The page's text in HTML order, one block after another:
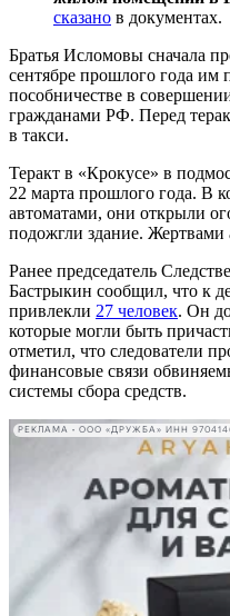
сказано в документах.
Братья Исломовы сначала
сентябре прошлого года им
пособничестве в
гражданами РФ. Перед
в такси.
Теракт в «Крокусе» в
22 марта прошлого года. В
автоматами, они открыли
подожгли здание. Жертвами
Ранее председатель
Бастрыкин сообщил, что к
привлекли 27 человек. Он
которые могли быть
отметил, что следователи
финансовые связи
системы сбора средств.
РЕКЛАМА • ООО «ДРУЖБА» ИНН